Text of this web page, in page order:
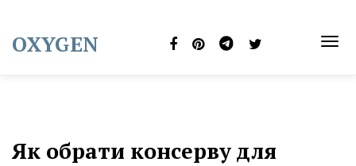
content
OXYGEN
Як обрати консерву для